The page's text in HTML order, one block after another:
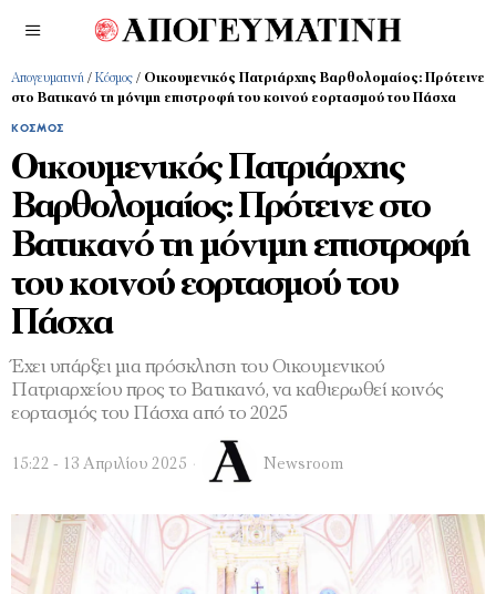
Απογευματινή / Κόσμος / Οικουμενικός Πατριάρχης Βαρθολομαίος: Πρότεινε
στο Βατικανό τη μόνιμη επιστροφή του κοινού εορτασμού του Πάσχα
ΚΌΣΜΟΣ
Οικουμενικός Πατριάρχης
Βαρθολομαίος: Πρότεινε στο
Βατικανό τη μόνιμη επιστροφή
του κοινού εορτασμού του
Πάσχα
Έχει υπάρξει µια πρόσκληση του Οικουµενικού
Πατριαρχείου προς το Βατικανό, να καθιερωθεί κοινός
εορτασµός του Πάσχα από το 2025
15:22 - 13 Απριλίου 2025 Newsroom